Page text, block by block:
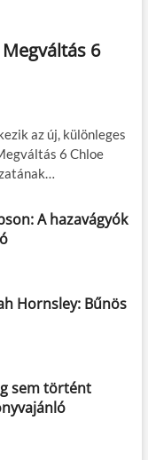
6
az új, különleges
6 Chloe
A hazavágyók
Hornsley: Bűnös
sem történt